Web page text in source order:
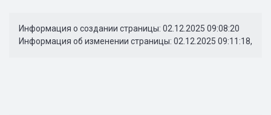
Информация о создании страницы: 02.12.2025 09:08:20
Информация об изменении страницы: 02.12.2025 09:11:18,